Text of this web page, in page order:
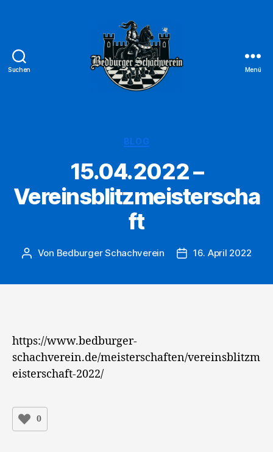
Suchen
e.V.
Menü
Kategorien
BLOG
15.04.2022 –
Vereinsblitzmeisterscha
ft
Beitragsautor
Von Bedburger Schachverein 16. April 2022
https://www.bedburger-
schachverein.de/meisterschaften/vereinsblitzm
eisterschaft-2022/
0